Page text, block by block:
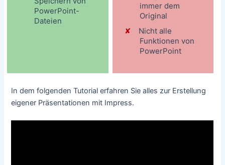
PowerPoint-
Dateien
immer dem
Original
Nicht alle
Funktionen von
PowerPoint
In dem folgenden Tutorial erfahren Sie alles zur Erstellung
eigener Präsentationen mit Impress.